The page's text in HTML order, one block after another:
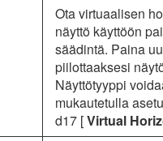
Ota virtuaalisen
näyttö käyttöön
säädintä. Paina
piilottaaksesi
Näyttötyyppi
mukautetulla
d17 [Virtual